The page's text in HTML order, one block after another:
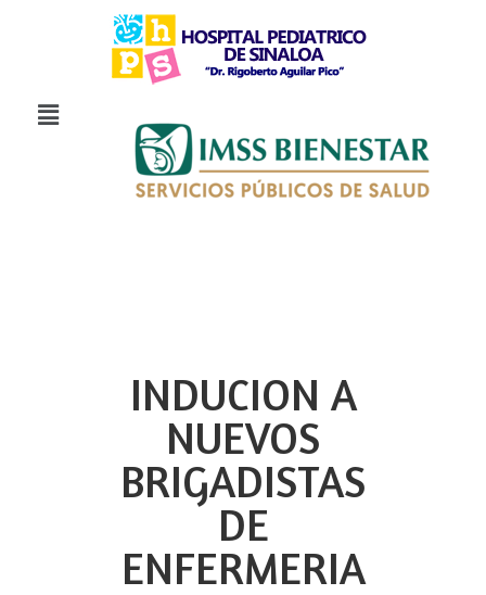
INDUCION A
NUEVOS
BRIGADISTAS
DE
ENFERMERIA